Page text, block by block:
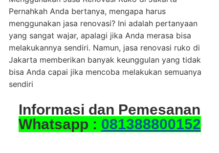
Pernahkah Anda bertanya, mengapa harus
menggunakan jasa renovasi? Ini adalah pertanyaan
yang sangat wajar, apalagi jika Anda merasa bisa
melakukannya sendiri. Namun, jasa renovasi ruko di
Jakarta memberikan banyak keunggulan yang tidak
bisa Anda capai jika mencoba melakukan semuanya
sendiri
Informasi dan Pemesanan
Whatsapp : 081388800152